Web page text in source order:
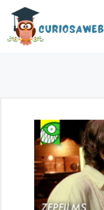
Saltar
contenido